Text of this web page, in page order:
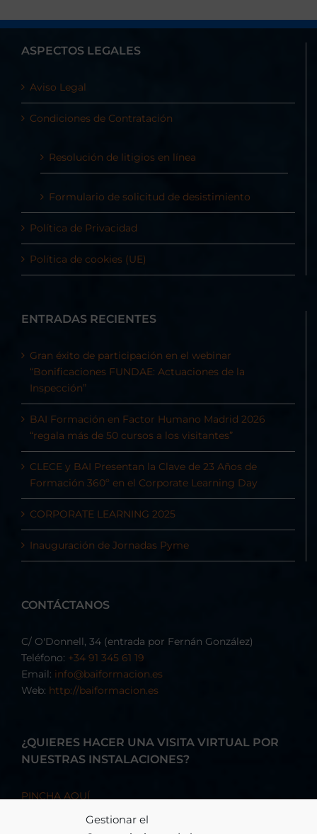
Gestionar el
ASPECTOS LEGALES
Aviso Legal
Condiciones de Contratación
Resolución de litigios en línea
Formulario de solicitud de desistimiento
Política de Privacidad
Política de cookies (UE)
ENTRADAS RECIENTES
Gran éxito de participación en el webinar
“Bonificaciones FUNDAE: Actuaciones de la
Inspección”
BAI Formación en Factor Humano Madrid 2026
“regala más de 50 cursos a los visitantes”
CLECE y BAI Presentan la Clave de 23 Años de
Formación 360º en el Corporate Learning Day
CORPORATE LEARNING 2025
Inauguración de Jornadas Pyme
CONTÁCTANOS
C/ O'Donnell, 34 (entrada por Fernán González)
Teléfono: +34 91 345 61 19
Email: info@baiformacion.es
Web: http://baiformacion.es
¿QUIERES HACER UNA VISITA VIRTUAL POR
NUESTRAS INSTALACIONES?
PINCHA AQUÍ